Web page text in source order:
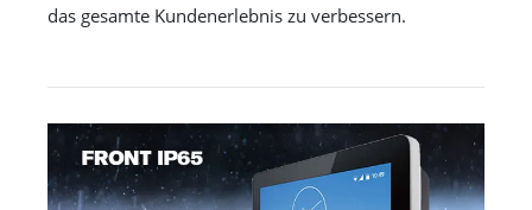
das gesamte Kundenerlebnis zu verbessern.